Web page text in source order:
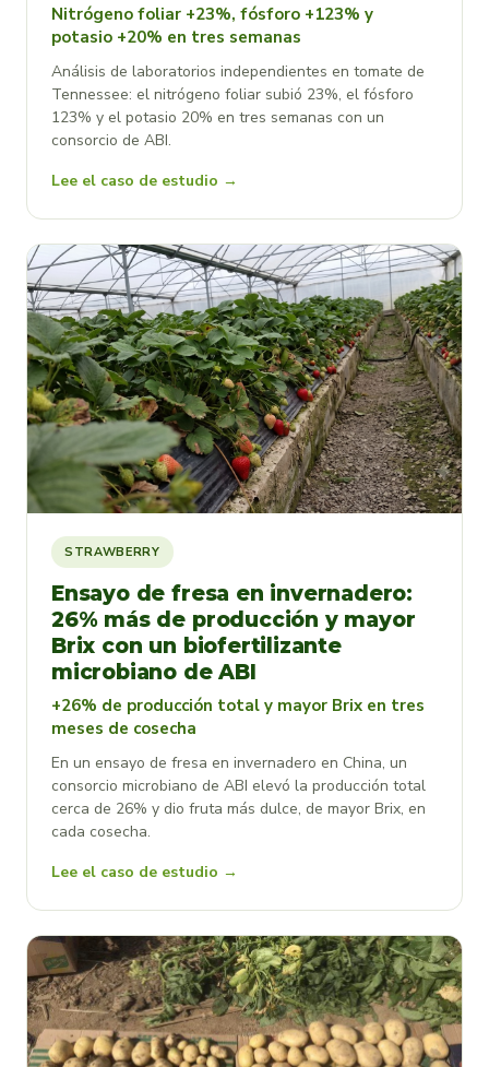
Nitrógeno foliar +23%, fósforo +123% y
potasio +20% en tres semanas
Análisis de laboratorios independientes en tomate de
Tennessee: el nitrógeno foliar subió 23%, el fósforo
123% y el potasio 20% en tres semanas con un
consorcio de ABI.
Lee el caso de estudio →
STRAWBERRY
Ensayo de fresa en invernadero:
26% más de producción y mayor
Brix con un biofertilizante
microbiano de ABI
+26% de producción total y mayor Brix en tres
meses de cosecha
En un ensayo de fresa en invernadero en China, un
consorcio microbiano de ABI elevó la producción total
cerca de 26% y dio fruta más dulce, de mayor Brix, en
cada cosecha.
Lee el caso de estudio →